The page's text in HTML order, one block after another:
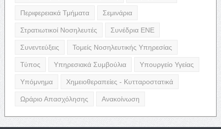
Περιφερειακά Τμήματα Σεμινάρια
Στρατιωτικοί Νοσηλευτές Συνέδρια ΕΝΕ
Συνεντεύξεις Τομείς Νοσηλευτικής Υπηρεσίας
Τύπος Υπηρεσιακά Συμβούλια Υπουργείο Υγείας
Υπόμνημα Χημειοθεραπείες - Κυτταροστατικά
Ωράριο Απασχόλησης Ανακοίνωση